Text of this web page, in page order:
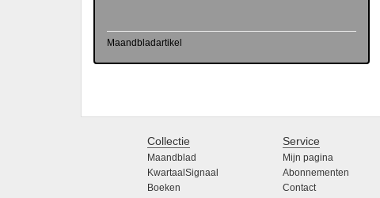
Maandbladartikel
Collectie
Maandblad
KwartaalSignaal
Boeken
Service
Mijn pagina
Abonnementen
Contact